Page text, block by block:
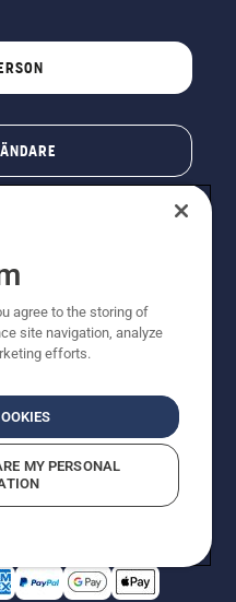
reserved. Priserna
cirkapriser. Alla angivna
försäljningspriser (inkl.
tillgänglig för direkt köp.
Sekretessmeddelande
misstänkta överträdelser
agree to the storing of
site navigation, analyze
efforts.
MY PERSONAL